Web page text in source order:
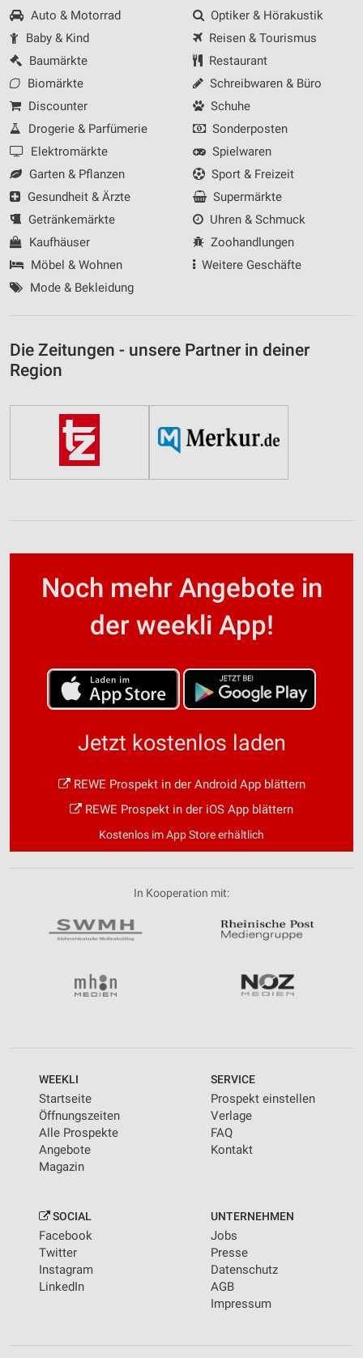
Auto & Motorrad
Baby & Kind
Baumärkte
Biomärkte
Discounter
Drogerie & Parfümerie
Elektromärkte
Garten & Pflanzen
Gesundheit & Ärzte
Getränkemärkte
Kaufhäuser
Möbel & Wohnen
Mode & Bekleidung
Optiker & Hörakustik
Reisen & Tourismus
Restaurant
Schreibwaren & Büro
Schuhe
Sonderposten
Spielwaren
Sport & Freizeit
Supermärkte
Uhren & Schmuck
Zoohandlungen
Weitere Geschäfte
Die Zeitungen - unsere Partner in deiner
Region
Noch mehr Angebote in
der weekli App!
Jetzt kostenlos laden
REWE Prospekt in der Android App blättern
REWE Prospekt in der iOS App blättern
Kostenlos im App Store erhältlich
In Kooperation mit:
WEEKLI
Startseite
Öffnungszeiten
Alle Prospekte
Angebote
Magazin
SERVICE
Prospekt einstellen
Verlage
FAQ
Kontakt
SOCIAL
Facebook
Twitter
Instagram
LinkedIn
UNTERNEHMEN
Jobs
Presse
Datenschutz
AGB
Impressum